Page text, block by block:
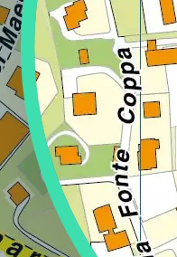
Trentino-Alto Adige
Regione
Umbria
Regione
Valle d'Aosta
Regione
Veneto
Regione